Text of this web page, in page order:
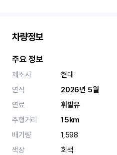
차량정보
주요 정보
제조사
현대
연식
2026년 5월
연료
휘발유
주행거리
15km
배기량
1,598
색상
회색